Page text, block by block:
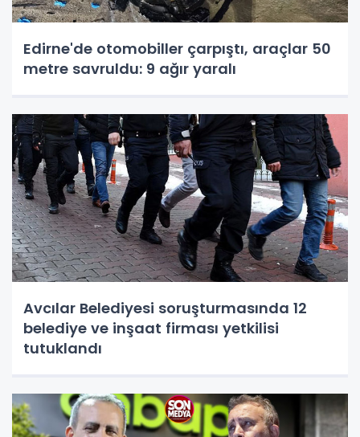
Edirne'de otomobiller çarpıştı, araçlar 50
metre savruldu: 9 ağır yaralı
Avcılar Belediyesi soruşturmasında 12
belediye ve inşaat firması yetkilisi
tutuklandı